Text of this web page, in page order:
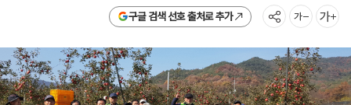
구글 검색 선호 출처로 추가